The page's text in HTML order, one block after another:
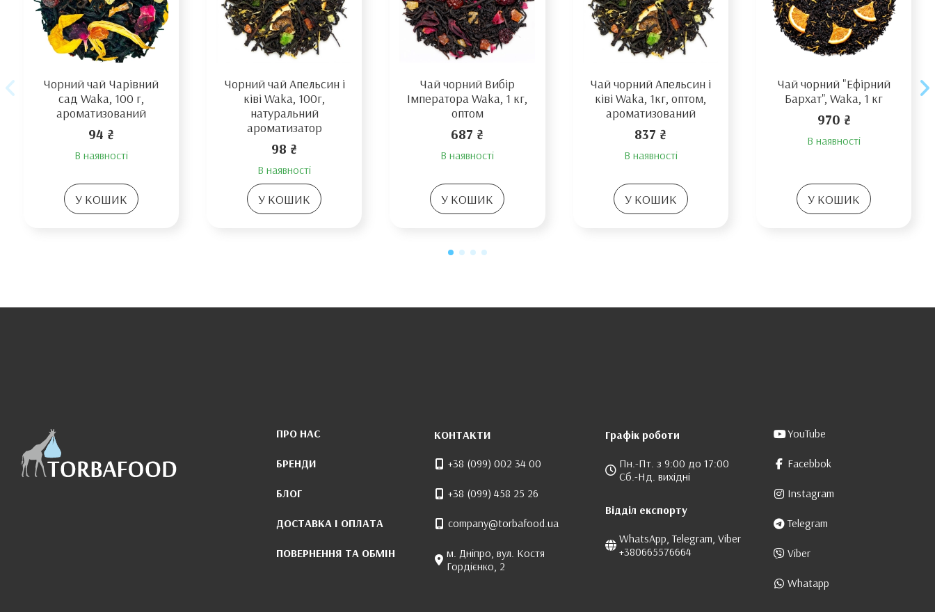
Чорний чай Чарівний
сад Waka, 100 г,
ароматизований
94 ₴
В наявності
У КОШИК
Чорний чай Апельсин і
ківі Waka, 100г,
натуральний
ароматизатор
98 ₴
В наявності
У КОШИК
Чай чорний Вибір
Імператора Waka, 1 кг,
оптом
687 ₴
В наявності
У КОШИК
Чай чорний Апельсин і
ківі Waka, 1кг, оптом,
ароматизований
837 ₴
В наявності
У КОШИК
Чай чорний "Ефірний
Бархат", Waka, 1 кг
970 ₴
В наявності
У КОШИК
ПРО НАС
БРЕНДИ
БЛОГ
ДОСТАВКА І ОПЛАТА
ПОВЕРНЕННЯ ТА ОБМІН
КОНТАКТИ
+38 (099) 002 34 00
+38 (099) 458 25 26
company@torbafood.ua
м. Дніпро, вул. Костя
Гордієнко, 2
Графік роботи
Пн.-Пт. з 9:00 до 17:00
Сб.-Нд. вихідні
Відділ експорту
WhatsApp, Telegram, Viber
+380665576664
YouTube
Facebbok
Instagram
Telegram
Viber
Whatapp